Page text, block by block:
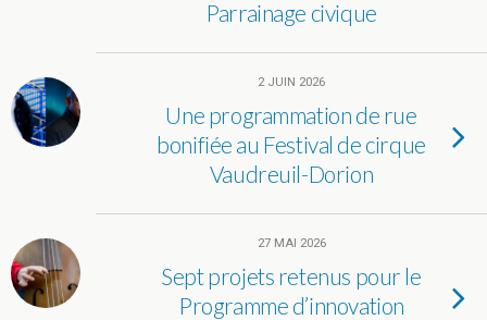
Parrainage civique
2 JUIN 2026
Une programmation de rue
bonifiée au Festival de cirque
Vaudreuil-Dorion
27 MAI 2026
Sept projets retenus pour le
Programme d’innovation